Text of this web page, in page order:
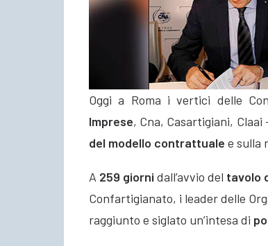
Oggi a Roma i vertici delle
Imprese, Cna, Casartigiani, Claai
del modello contrattuale e sulla
A 259 giorni dall’avvio del tavolo
Confartigianato, i leader delle
raggiunto e siglato un’intesa di